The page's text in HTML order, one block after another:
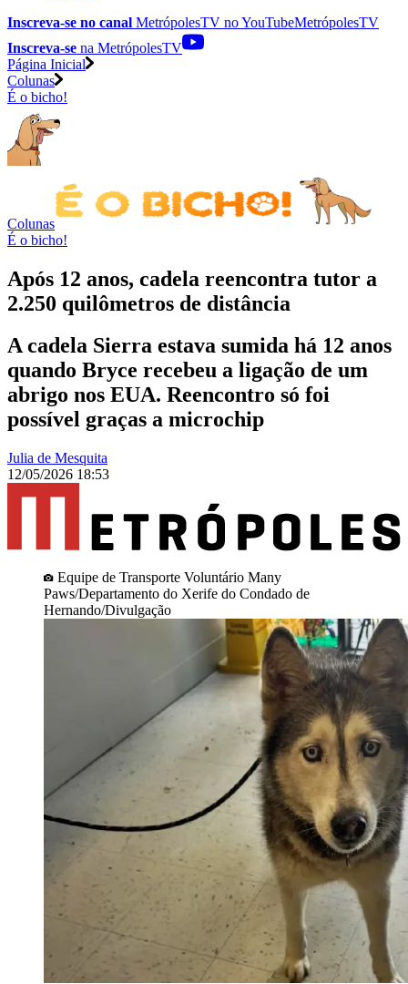
Inscreva-se no canal MetrópolesTV noYouTubeMetrópolesTV
Inscreva-se na MetrópolesTV
Página Inicial
Colunas
É o bicho!
Colunas
É o bicho!
Após 12 anos, cadela reencontra tutor a
2.250 quilômetros de distância
A cadela Sierra estava sumida há 12 anos
quando Bryce recebeu a ligação de um
abrigo nos EUA. Reencontro só foi
possível graças a microchip
Julia de Mesquita
12/05/2026 18:53
Equipe de Transporte Voluntário Many
Paws/Departamento do Xerife do Condado de
Hernando/Divulgação